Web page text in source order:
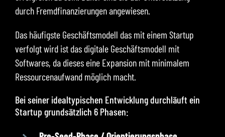
durch Fremdfinanzierungen angewiesen.
Das häufigste Geschäftsmodell das mit einem Startup
verfolgt wird ist das digitale Geschäftsmodell mit
Softwares, da dieses eine Expansion mit minimalem
Ressourcenaufwand möglich macht.
Bei seiner idealtypischen Entwicklung durchläuft ein
Startup grundsätzlich 6 Phasen: